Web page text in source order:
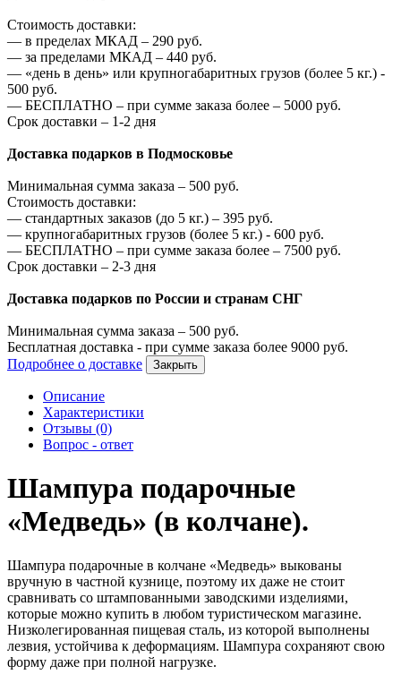
Стоимость доставки:
— в пределах МКАД – 290 руб.
— за пределами МКАД – 440 руб.
— «день в день» или крупногабаритных грузов (более 5 кг.) -
500 руб.
— БЕСПЛАТНО – при сумме заказа более – 5000 руб.
Срок доставки – 1-2 дня
Доставка подарков в Подмосковье
Минимальная сумма заказа – 500 руб.
Стоимость доставки:
— стандартных заказов (до 5 кг.) – 395 руб.
— крупногабаритных грузов (более 5 кг.) - 600 руб.
— БЕСПЛАТНО – при сумме заказа более – 7500 руб.
Срок доставки – 2-3 дня
Доставка подарков по России и странам СНГ
Минимальная сумма заказа – 500 руб.
Бесплатная доставка - при сумме заказа более 9000 руб.
Подробнее о доставке
Закрыть
Описание
Характеристики
Отзывы (0)
Вопрос - ответ
Шампура подарочные
«Медведь» (в колчане).
Шампура подарочные в колчане «Медведь» выкованы
вручную в частной кузнице, поэтому их даже не стоит
сравнивать со штампованными заводскими изделиями,
которые можно купить в любом туристическом магазине.
Низколегированная пищевая сталь, из которой выполнены
лезвия, устойчива к деформациям. Шампура сохраняют свою
форму даже при полной нагрузке.